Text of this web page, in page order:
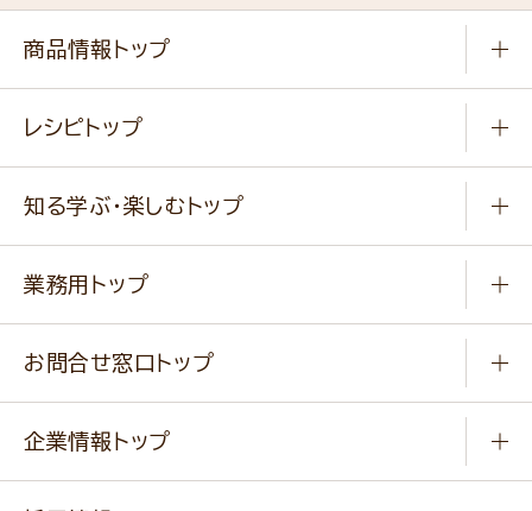
商品情報トップ
健康食品・他
新商品・リニューアル商品
通販サイト一覧
レシピトップ
作り方動画
みなさまのレシピはこちら
知る学ぶ・楽しむトップ
ふっくらパンをつくりましょう
キャンペーン
業務用トップ
ニップンの アマニ 業務用サイト
お問合せ窓口トップ
改善事例
企業情報トップ